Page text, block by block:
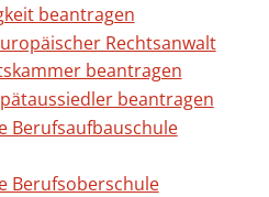
beantragen
Rechtsanwalt
beantragen
beantragen
Berufsaufbauschule
Berufsoberschule